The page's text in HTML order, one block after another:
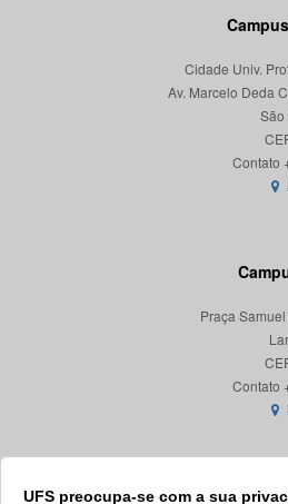
UFS preocupa-se com a sua
Cidade Univ.
Av. Marcelo Deda
São
Praça